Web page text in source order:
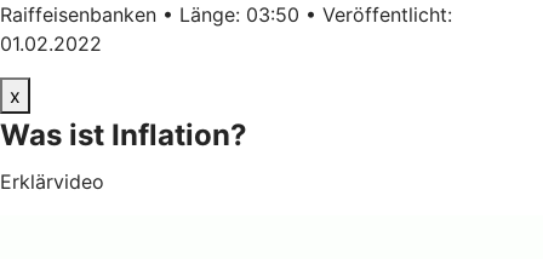
Raiffeisenbanken • Länge: 03:50 • Veröffentlicht:
01.02.2022
x
Was ist Inflation?
Erklärvideo